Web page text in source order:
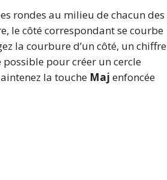
rondes au milieu de chacun des
le côté correspondant se courbe
la courbure d’un côté, un chiffre
pour créer un cercle
la touche Maj enfoncée